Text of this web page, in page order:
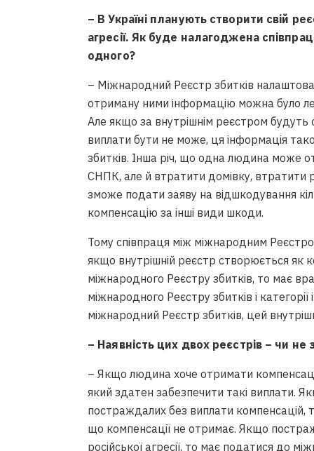
– В Україні планують створити свій
агресії. Як буде налагоджена
одного?
– Міжнародний Реєстр збитків
отриману ними інформацію можна було
Але якщо за внутрішнім реєстром будуть
виплати бути не може, ця інформація
збитків. Інша річ, що одна людина може
СНПК, але й втратити домівку, втратити
зможе подати заяву на відшкодування
компенсацію за інші види шкоди.
Тому співпраця між міжнародним
якщо внутрішній реєстр створюється як
міжнародного Реєстру збитків, то має
міжнародного Реєстру збитків і
міжнародний Реєстр збитків, цей
– Наявність цих двох реєстрів – чи
– Якщо людина хоче отримати
який здатен забезпечити такі виплати.
постраждалих без виплати компенсацій,
що компенсації не отримає. Якщо
російської агресії, то має податися до
відчув на собі, – Євгеній
Вiдео • НААКУ